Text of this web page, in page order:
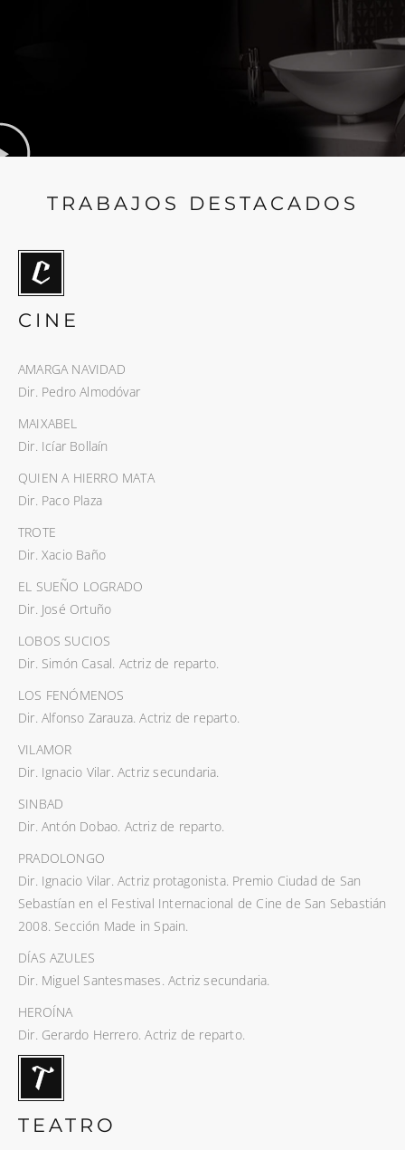
TRABAJOS DESTACADOS
CINE
AMARGA NAVIDAD
Dir. Pedro Almodóvar
MAIXABEL
Dir. Icíar Bollaín
QUIEN A HIERRO MATA
Dir. Paco Plaza
TROTE
Dir. Xacio Baño
EL SUEÑO LOGRADO
Dir. José Ortuño
LOBOS SUCIOS
Dir. Simón Casal. Actriz de reparto.
LOS FENÓMENOS
Dir. Alfonso Zarauza. Actriz de reparto.
VILAMOR
Dir. Ignacio Vilar. Actriz secundaria.
SINBAD
Dir. Antón Dobao. Actriz de reparto.
PRADOLONGO
Dir. Ignacio Vilar. Actriz protagonista. Premio Ciudad de San
Sebastían en el Festival Internacional de Cine de San Sebastián
2008. Sección Made in Spain.
DÍAS AZULES
Dir. Miguel Santesmases. Actriz secundaria.
HEROÍNA
Dir. Gerardo Herrero. Actriz de reparto.
TEATRO